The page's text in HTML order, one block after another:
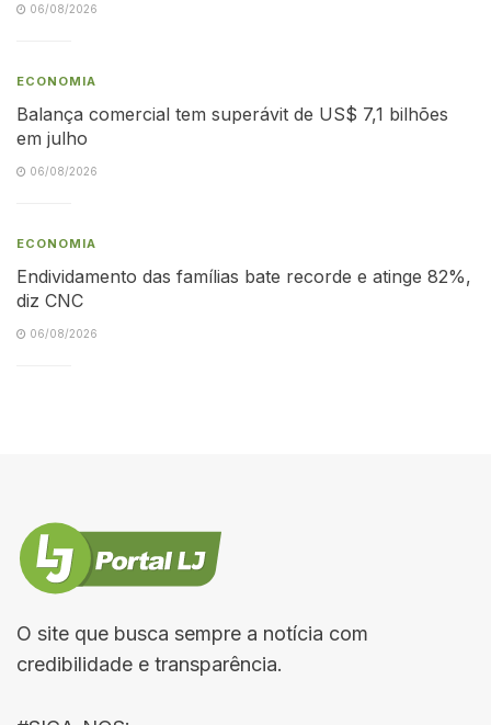
06/08/2026
ECONOMIA
Balança comercial tem superávit de US$ 7,1 bilhões
em julho
06/08/2026
ECONOMIA
Endividamento das famílias bate recorde e atinge 82%,
diz CNC
06/08/2026
O site que busca sempre a notícia com
credibilidade e transparência.